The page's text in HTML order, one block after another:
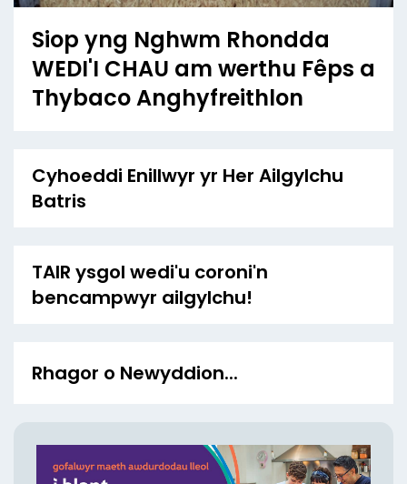
Siop yng Nghwm Rhondda
WEDI'I CHAU am werthu Fêps a
Thybaco Anghyfreithlon
Cyhoeddi Enillwyr yr Her Ailgylchu
Batris
TAIR ysgol wedi'u coroni'n
bencampwyr ailgylchu!
Rhagor o Newyddion...